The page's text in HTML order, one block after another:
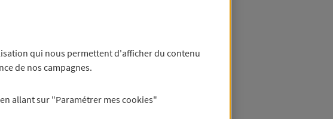
qui nous permettent d'afficher du contenu
de nos campagnes.
allant sur "Paramétrer mescookies"